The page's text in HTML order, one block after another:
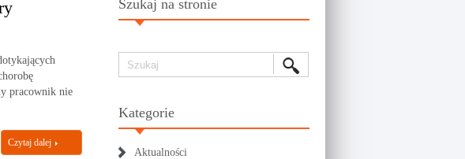
pracownik nie
Czytaj dalej
Szukaj na stronie
Kategorie
Aktualności